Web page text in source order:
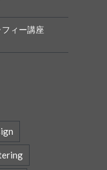
ィー講座